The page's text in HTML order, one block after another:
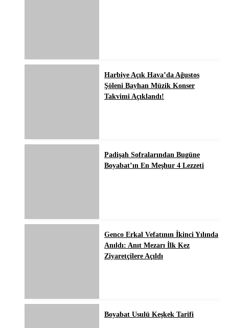
Harbiye Açık Hava’da Ağustos
Şöleni Bayhan Müzik Konser
Takvimi Açıklandı!
Padişah Sofralarından Bugüne
Boyabat’ın En Meşhur 4 Lezzeti
Genco Erkal Vefatının İkinci Yılında
Anıldı: Anıt Mezarı İlk Kez
Ziyaretçilere Açıldı
Boyabat Usulü Keşkek Tarifi